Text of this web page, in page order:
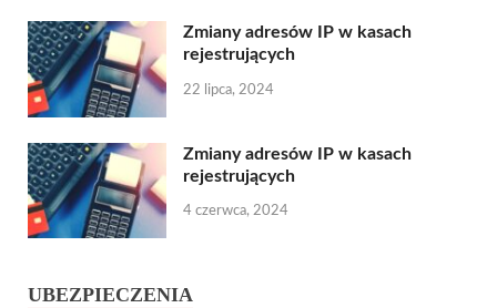
Zmiany adresów IP w kasach
rejestrujących
22 lipca, 2024
Zmiany adresów IP w kasach
rejestrujących
4 czerwca, 2024
UBEZPIECZENIA